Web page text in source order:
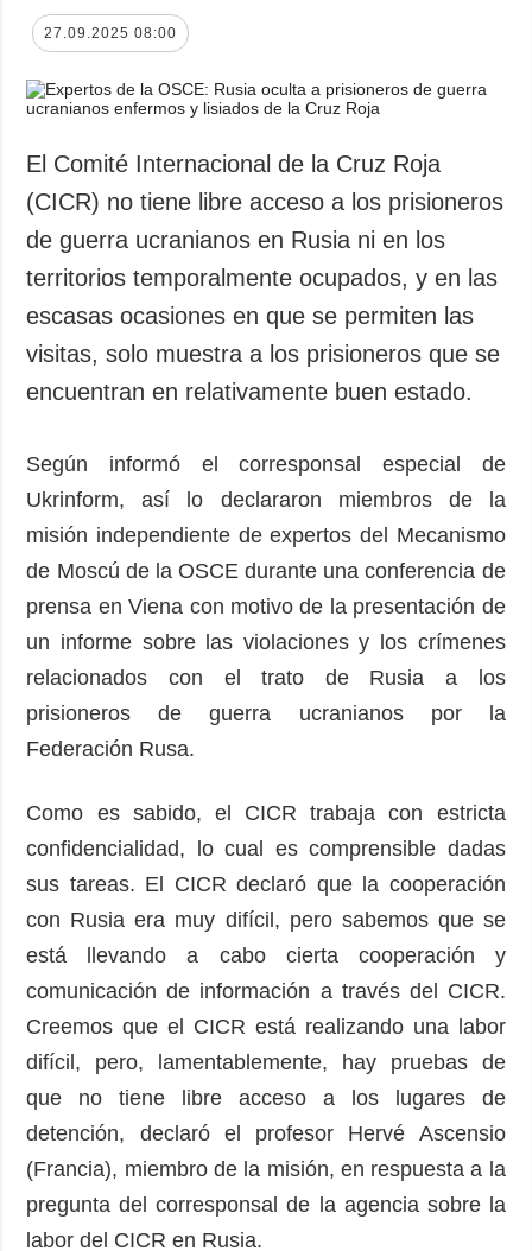
27.09.2025 08:00
El Comité Internacional de la Cruz Roja
(CICR) no tiene libre acceso a los prisioneros
de guerra ucranianos en Rusia ni en los
territorios temporalmente ocupados, y en las
escasas ocasiones en que se permiten las
visitas, solo muestra a los prisioneros que se
encuentran en relativamente buen estado.
Según informó el corresponsal especial de
Ukrinform, así lo declararon miembros de la
misión independiente de expertos del Mecanismo
de Moscú de la OSCE durante una conferencia de
prensa en Viena con motivo de la presentación de
un informe sobre las violaciones y los crímenes
relacionados con el trato de Rusia a los
prisioneros de guerra ucranianos por la
Federación Rusa.
Como es sabido, el CICR trabaja con estricta
confidencialidad, lo cual es comprensible dadas
sus tareas. El CICR declaró que la cooperación
con Rusia era muy difícil, pero sabemos que se
está llevando a cabo cierta cooperación y
comunicación de información a través del CICR.
Creemos que el CICR está realizando una labor
difícil, pero, lamentablemente, hay pruebas de
que no tiene libre acceso a los lugares de
detención, declaró el profesor Hervé Ascensio
(Francia), miembro de la misión, en respuesta a la
pregunta del corresponsal de la agencia sobre la
labor del CICR en Rusia.